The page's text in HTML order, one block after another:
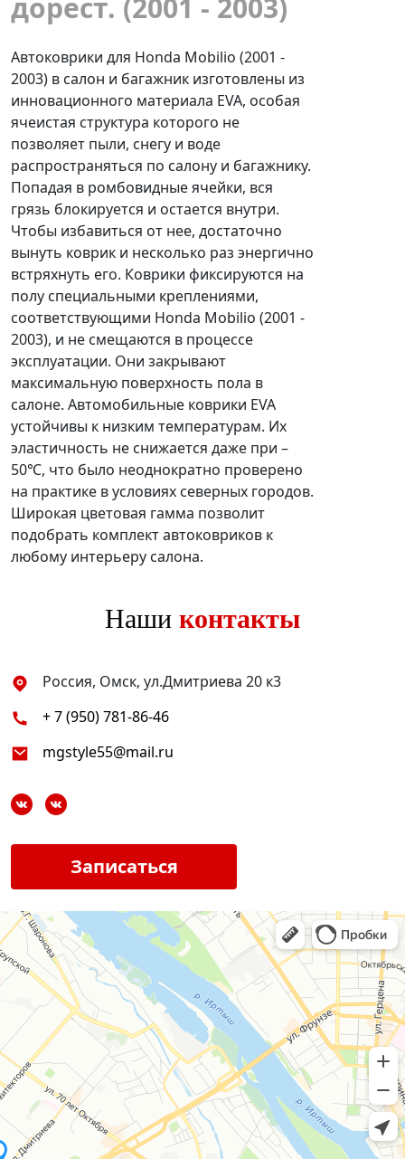
дорест. (2001 - 2003)
Автоковрики для Honda Mobilio (2001 -
2003) в салон и багажник изготовлены из
инновационного материала EVA, особая
ячеистая структура которого не
позволяет пыли, снегу и воде
распространяться по салону и багажнику.
Попадая в ромбовидные ячейки, вся
грязь блокируется и остается внутри.
Чтобы избавиться от нее, достаточно
вынуть коврик и несколько раз энергично
встряхнуть его. Коврики фиксируются на
полу специальными креплениями,
соответствующими Honda Mobilio (2001 -
2003), и не смещаются в процессе
эксплуатации. Они закрывают
максимальную поверхность пола в
салоне. Автомобильные коврики EVA
устойчивы к низким температурам. Их
эластичность не снижается даже при –
50℃, что было неоднократно проверено
на практике в условиях северных городов.
Широкая цветовая гамма позволит
подобрать комплект автоковриков к
любому интерьеру салона.
Наши контакты
Россия, Омск, ул.Дмитриева 20 к3
+ 7 (950) 781-86-46
mgstyle55@mail.ru
Записаться